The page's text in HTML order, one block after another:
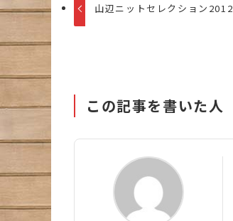
山辺ニットセレクション2012
この記事を書いた人